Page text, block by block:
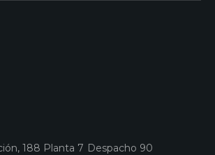
188 Planta 7 Despacho 90